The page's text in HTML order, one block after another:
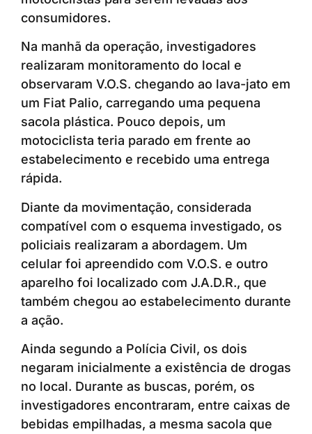
consumidores.
Na manhã da operação, investigadores
realizaram monitoramento do local e
observaram V.O.S. chegando ao lava-jato em
um Fiat Palio, carregando uma pequena
sacola plástica. Pouco depois, um
motociclista teria parado em frente ao
estabelecimento e recebido uma entrega
rápida.
Diante da movimentação, considerada
compatível com o esquema investigado, os
policiais realizaram a abordagem. Um
celular foi apreendido com V.O.S. e outro
aparelho foi localizado com J.A.D.R., que
também chegou ao estabelecimento durante
a ação.
Ainda segundo a Polícia Civil, os dois
negaram inicialmente a existência de drogas
no local. Durante as buscas, porém, os
investigadores encontraram, entre caixas de
bebidas empilhadas, a mesma sacola que